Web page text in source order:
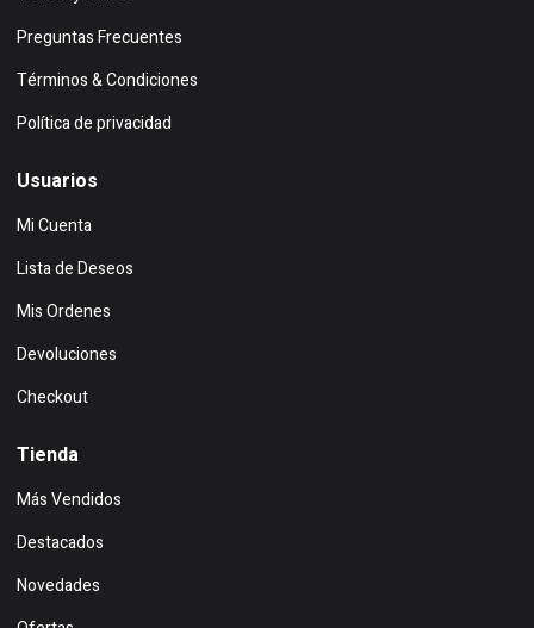
Preguntas Frecuentes
Términos & Condiciones
Política de privacidad
Usuarios
Mi Cuenta
Lista de Deseos
Mis Ordenes
Devoluciones
Checkout
Tienda
Más Vendidos
Destacados
Novedades